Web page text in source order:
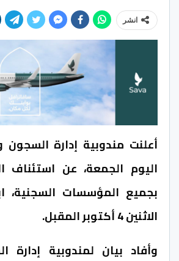
انشر
أعلنت مندوبية إدارة السجون
اليوم الجمعة، عن استئناف
بجميع المؤسسات السجنية،
الاثنين 4 أكتوبر المقبل.
وأفاد بيان لمندوبية إدارة